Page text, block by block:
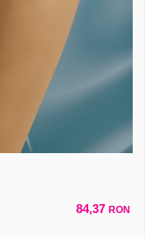
84,37 RON